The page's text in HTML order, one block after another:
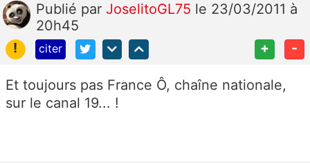
Publié par JoselitoGL75 le 23/03/2011 à
20h45
!
citer + -
Et toujours pas France Ô, chaîne nationale,
sur le canal 19... !